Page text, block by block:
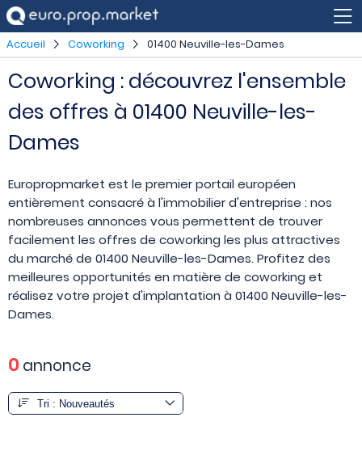
Accueil Coworking 01400 Neuville-les-Dames
Coworking : découvrez l'ensemble
des offres à 01400 Neuville-les-
Dames
Europropmarket est le premier portail européen
entièrement consacré à l'immobilier d'entreprise : nos
nombreuses annonces vous permettent de trouver
facilement les offres de coworking les plus attractives
du marché de 01400 Neuville-les-Dames. Profitez des
meilleures opportunités en matière de coworking et
réalisez votre projet d'implantation à 01400 Neuville-les-
Dames.
0annonce